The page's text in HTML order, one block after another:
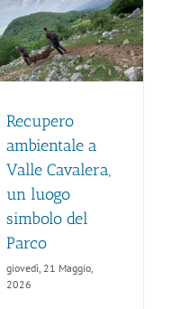
Recupero
ambientale a
Valle Cavalera,
un luogo
simbolo del
Parco
giovedì, 21 Maggio,
2026